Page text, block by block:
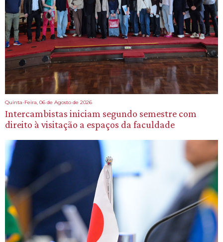
Quinta-Feira, 06 de Agosto de 2026
Intercambistas iniciam segundo semestre com
direito à visitação a espaços da faculdade